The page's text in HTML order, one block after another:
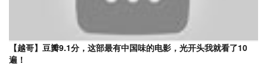
【越哥】豆瓣9.1分，这部最有中国味的电影，光开头我就看了10
遍！